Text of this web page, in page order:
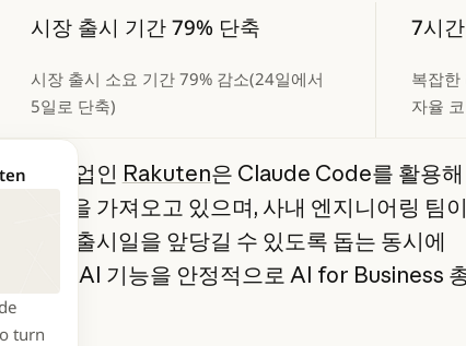
시장 출시 기간 79% 단축
시장 출시 소요 기간 79% 감소(24일에서
5일로 단축)
7시
복잡한
자율
turn
기술 기업인 Rakuten은 Claude Code를 활용해
혁신을 가져오고 있으며, 사내 엔지니어링 팀이
화하여 출시일을 앞당길 수 있도록 돕는 동시에
을 위해 AI 기능을 안정적으로 AI for Business
.